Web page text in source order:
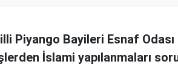
Piyango Bayileri Esnaf
İslami yapılanmaları